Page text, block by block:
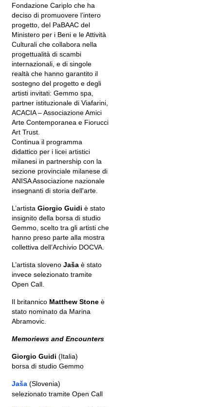
Fondazione Cariplo che ha
deciso di promuovere l’intero
progetto, del PaBAAC del
Ministero per i Beni e le Attività
Culturali che collabora nella
progettualità di scambi
internazionali, e di singole
realtà che hanno garantito il
sostegno del progetto e degli
artisti invitati: Gemmo spa,
partner istituzionale di Viafarini,
ACACIA – Associazione Amici
Arte Contemporanea e Fiorucci
Art Trust.
Continua il programma
didattico per i licei artistici
milanesi in partnership con la
sezione provinciale milanese di
ANISA Associazione nazionale
insegnanti di storia dell'arte.
L’artista Giorgio Guidi è stato
insignito della borsa di studio
Gemmo, scelto tra gli artisti che
hanno preso parte alla mostra
collettiva dell’Archivio DOCVA.
L’artista sloveno Jaša è stato
invece selezionato tramite
Open Call.
Il britannico Matthew Stone è
stato nominato da Marina
Abramovic.
Memoriews and Encounters
Giorgio Guidi (Italia)
borsa di studio Gemmo
Jaša (Slovenia)
selezionato tramite Open Call